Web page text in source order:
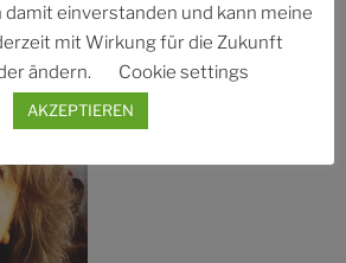
damit einverstanden und kann meine
mit Wirkung für die Zukunft
ändern.
Cookie settings
AKZEPTIEREN